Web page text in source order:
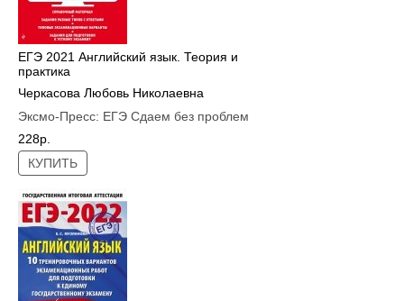
ЕГЭ 2021 Английский язык. Теория и
практика
Черкасова Любовь Николаевна
Эксмо-Пресс: ЕГЭ Сдаем без проблем
228р.
КУПИТЬ